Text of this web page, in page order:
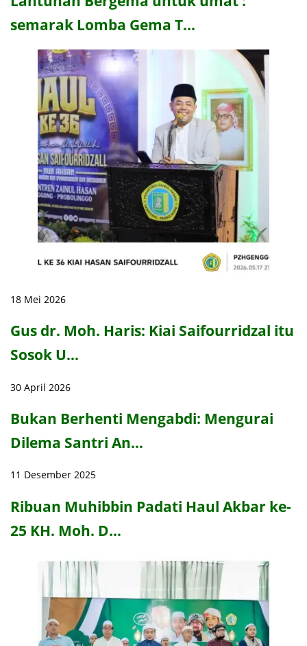
semarak Lomba Gema T…
18 Mei 2026
Gus dr. Moh. Haris: Kiai Saifourridzal itu
Sosok U…
30 April 2026
Bukan Berhenti Mengabdi: Mengurai
Dilema Santri An…
11 Desember 2025
Ribuan Muhibbin Padati Haul Akbar ke-
25 KH. Moh. D…